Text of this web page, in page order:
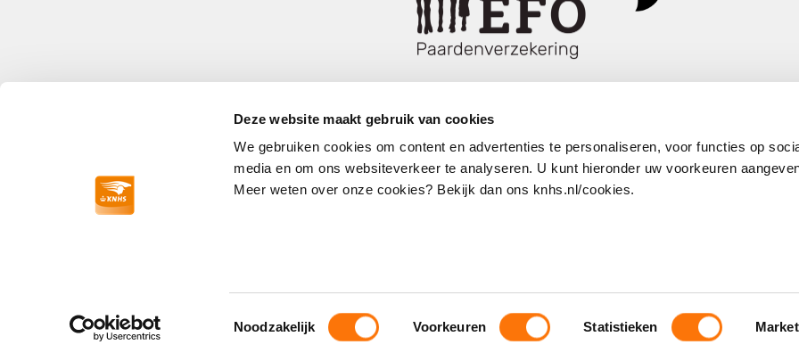
Deze website maakt gebruik van cookies
We gebruiken cookies om content en advertenties te personaliseren, voor functies op
media en om ons websiteverkeer te analyseren. U kunt hieronder uw voorkeuren
Meer weten over onze cookies? Bekijk dan ons knhs.nl/cookies.
Toestemmingsselectie
Noodzakelijk Voorkeuren Statistieken
Paardensport
Reglementen
Volg ons